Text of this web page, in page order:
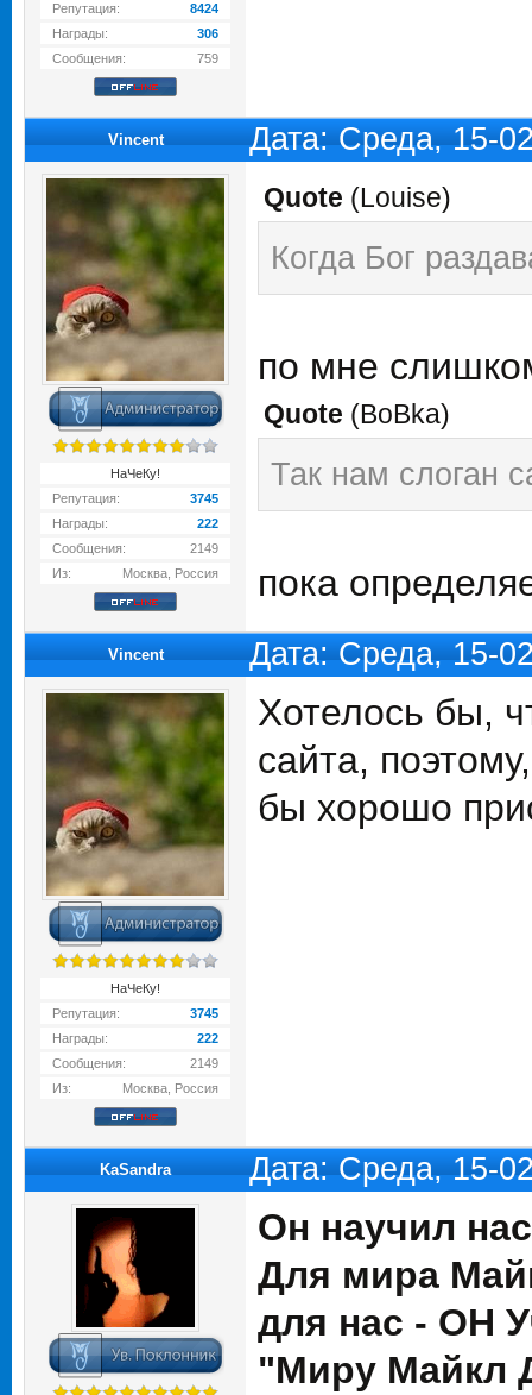
Репутация:
8424
Награды:
306
Сообщения:
759
Vincent Дата: Среда, 15-
НаЧеКу!
Репутация:
3745
Награды:
222
Сообщения:
2149
Из:
Москва, Россия
Quote (Louise)
Когда Бог
по мне
Quote (BoBka)
Так нам слоган
пока
Vincent Дата: Среда, 15-
НаЧеКу!
Репутация:
3745
Награды:
222
Сообщения:
2149
Из:
Москва, Россия
Хотелось бы,
сайта,
бы хорошо
KaSandra Дата: Среда, 15-
Он научил
Для мира
для нас - ОН
"Миру Майкл